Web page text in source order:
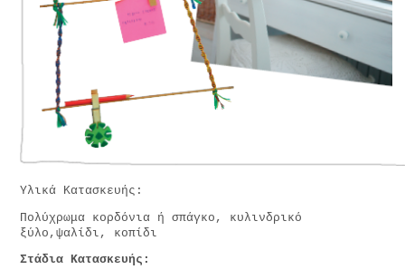
Υλικά Κατασκευής:
Πολύχρωμα κορδόνια ή σπάγκο, κυλινδρικό
ξύλο,ψαλίδι, κοπίδι
Στάδια Κατασκευής: